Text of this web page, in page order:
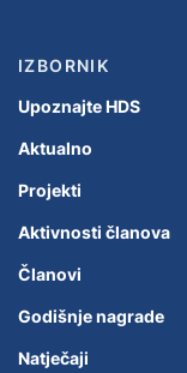
IZBORNIK
Upoznajte HDS
Aktualno
Projekti
Aktivnosti članova
Članovi
Godišnje nagrade
Natječaji